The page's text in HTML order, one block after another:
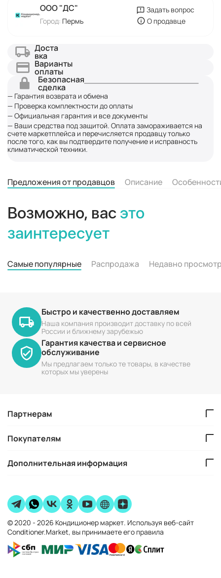
ООО "ДC"
Город: Пермь
Задать вопрос
О продавце
Доста
вка
Варианты
оплаты
Безопасная
сделка
— Гарантия возврата и обмена
— Проверка комплектности до оплаты
— Официальная гарантия и все документы
— Ваши средства под защитой. Оплата замораживается на
счете маркетплейса и перечисляется продавцу только
после того, как вы подтвердите получение и исправность
климатической техники.
Предложения от продавцов Описание
Возможно, вас это
заинтересует
Самые популярные Распродажа Недавно
Быстро и качественно доставляем
Наша компания производит доставку по всей
России и ближнему зарубежью
Гарантия качества и сервисное
обслуживание
Мы предлагаем только те товары, в качестве
которых мы уверены
Партнерам
Покупателям
Дополнительная информация
© 2020 - 2026 Кондиционер маркет. Используя веб-сайт
Conditioner.Market, вы принимаете его правила